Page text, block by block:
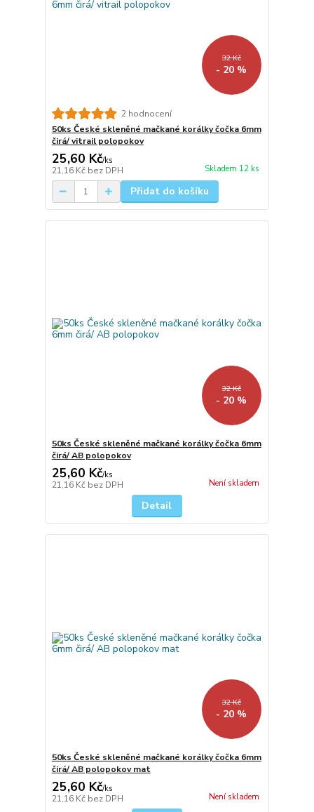
32 Kč
- 20 %
2 hodnocení
50ks České skleněné mačkané korálky čočka 6mm
čirá/ vitrail polopokov
25,60 Kč/ks
21,16 Kč bez DPH Skladem 12 ks
Přidat do košíku
32 Kč
- 20 %
50ks České skleněné mačkané korálky čočka 6mm
čirá/ AB polopokov
25,60 Kč/ks
21,16 Kč bez DPH Není skladem
Detail
32 Kč
- 20 %
50ks České skleněné mačkané korálky čočka 6mm
čirá/ AB polopokov mat
25,60 Kč/ks
21,16 Kč bez DPH Není skladem